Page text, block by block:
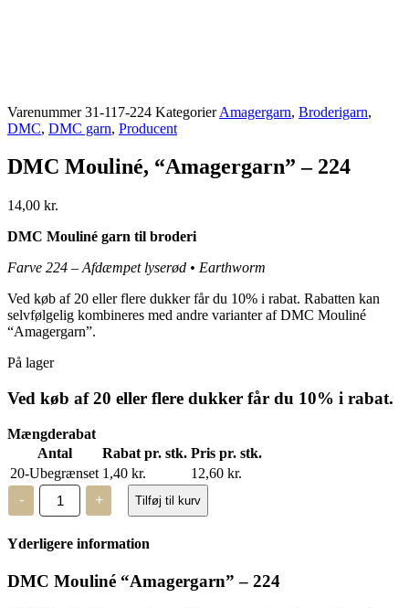
Varenummer31-117-224 Kategorier Amagergarn, Broderigarn,
DMC, DMC garn, Producent
DMC Mouliné, “Amagergarn” – 224
14,00 kr.
DMC Mouliné garn til broderi
Farve 224 – Afdæmpet lyserød • Earthworm
Ved køb af 20 eller flere dukker får du 10% i rabat. Rabatten kan
selvfølgelig kombineres med andre varianter af DMC Mouliné
“Amagergarn”.
På lager
Ved køb af 20 eller flere dukker får du 10% i rabat.
Mængderabat
Antal
Rabat pr. stk. Pris pr. stk.
20-Ubegrænset 1,40 kr. 12,60 kr.
-
DMC
Mouliné,
“Amagergarn”
–
224
+ Tilføj til kurv
Yderligere information
DMC Mouliné “Amagergarn” – 224